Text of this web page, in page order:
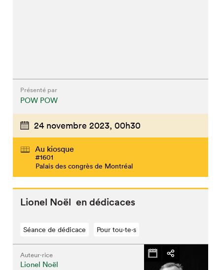
Présenté par
POW POW
24 novembre 2023, 00h30
Au kiosque
#1601
Palais des congrès de Montréal
Lionel Noël en dédicaces
Séance de dédicace Pour tou⋅te⋅s
Auteur·rice
Lionel Noël